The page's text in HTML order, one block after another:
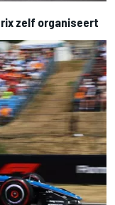
zelf organiseert